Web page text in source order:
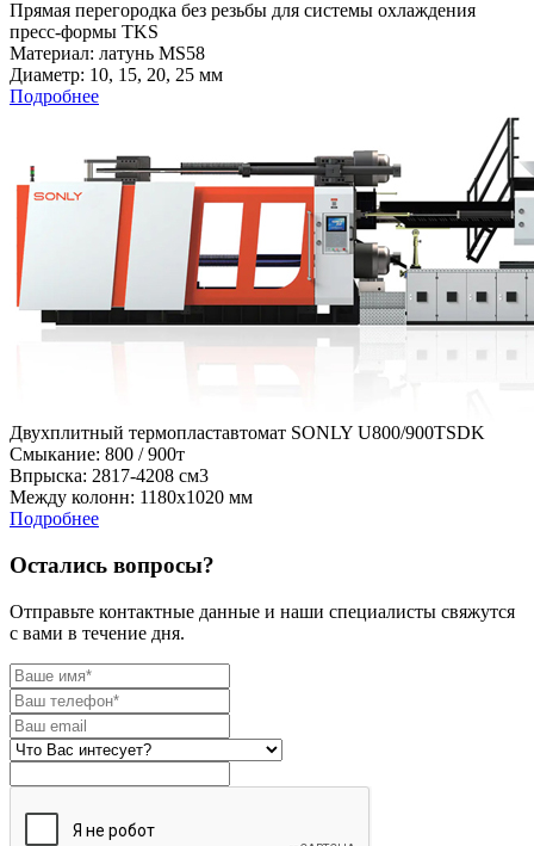
Прямая перегородка без резьбы для системы охлаждения
пресс-формы TKS
Материал: латунь MS58
Диаметр: 10, 15, 20, 25 мм
Подробнее
Двухплитный термопластавтомат SONLY U800/900TSDK
Cмыкание: 800 / 900т
Впрыска: 2817-4208 см3
Между колонн: 1180х1020 мм
Подробнее
Остались вопросы?
Отправьте контактные данные и наши специалисты свяжутся
с вами в течение дня.